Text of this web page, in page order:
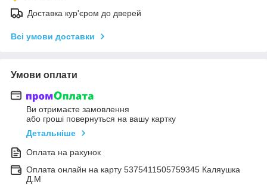
Доставка кур'єром до дверей
Всі умови доставки
Умови оплати
Ви отримаєте замовлення
або гроші повернуться на вашу картку
Детальніше
Оплата на рахунок
Оплата онлайн на карту 5375411505759345 Каляушка
Д.М